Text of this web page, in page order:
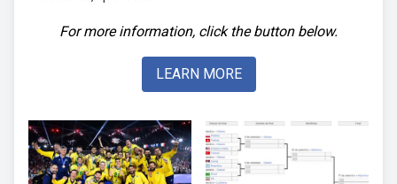
For more information, click the button below.
LEARN MORE